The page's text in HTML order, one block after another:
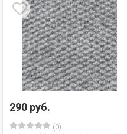
290 руб.
(0)